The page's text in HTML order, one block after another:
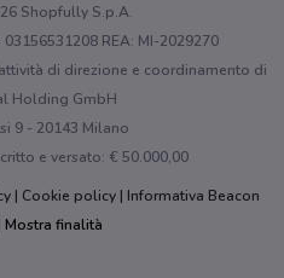
Shopfully S.p.A.
REA: MI-2029270
di direzione e coordinamento di
Holding GmbH
9 - 20143 Milano
e versato: € 50.000,00
Cookie policy
Informativa Beacon
Mostra finalità